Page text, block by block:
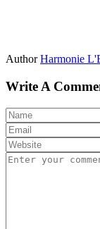
Author Harmonie
Write A